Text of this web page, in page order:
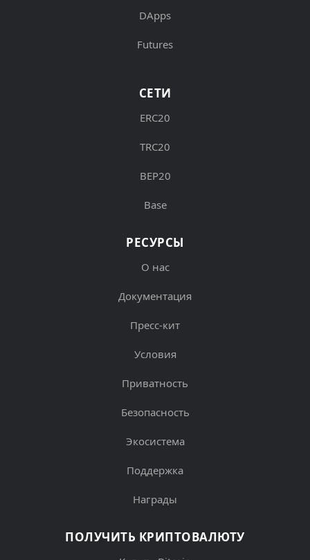
DApps
Futures
СЕТИ
ERC20
TRC20
BEP20
Base
РЕСУРСЫ
О нас
Документация
Пресс-кит
Условия
Приватность
Безопасность
Экосистема
Поддержка
Награды
ПОЛУЧИТЬ КРИПТОВАЛЮТУ